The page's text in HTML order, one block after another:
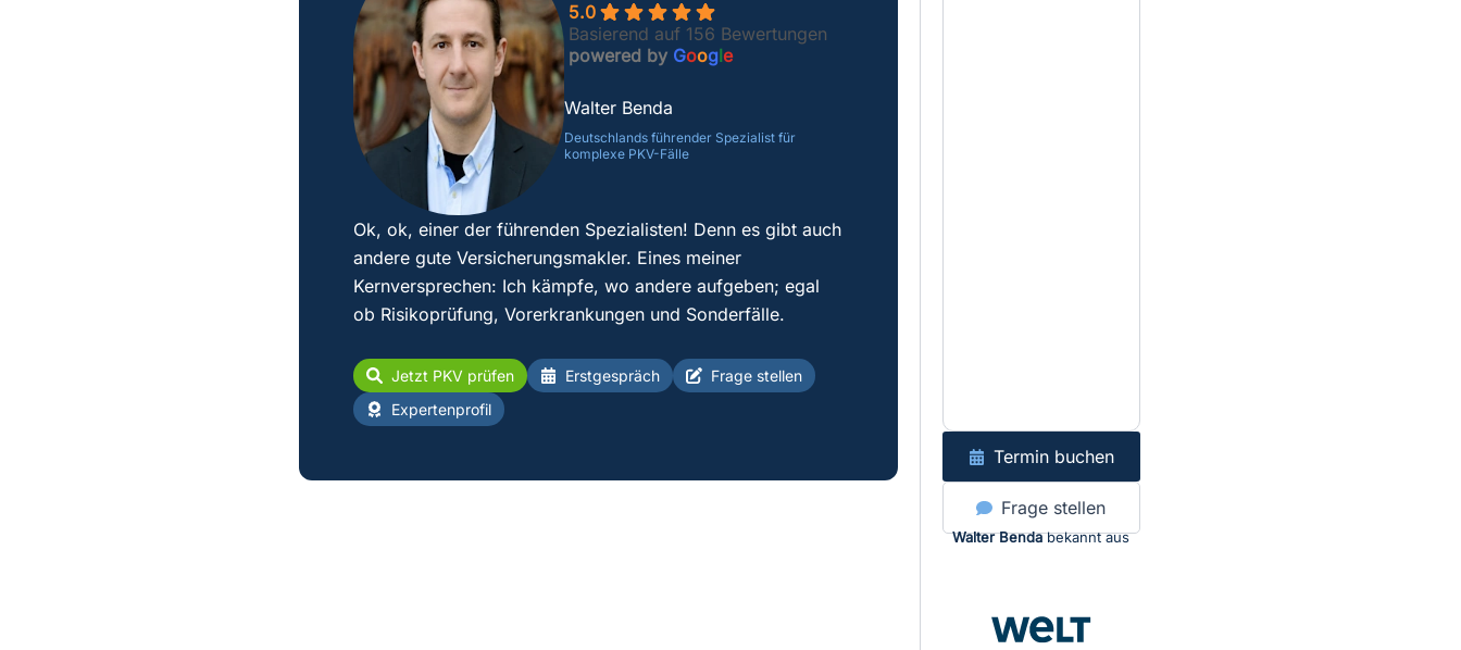
5.0
Basierend auf 156 Bewertungen
powered by Google
Walter Benda
Deutschlands führender Spezialist für
komplexe PKV-Fälle
Ok, ok, einer der führenden Spezialisten! Denn es gibt auch
andere gute Versicherungsmakler. Eines meiner
Kernversprechen: Ich kämpfe, wo andere aufgeben; egal
ob Risikoprüfung, Vorerkrankungen und Sonderfälle.
Jetzt PKV prüfen Erstgespräch
Frage stellen
Expertenprofil
Termin buchen
Frage stellen
Walter Bendabekannt aus